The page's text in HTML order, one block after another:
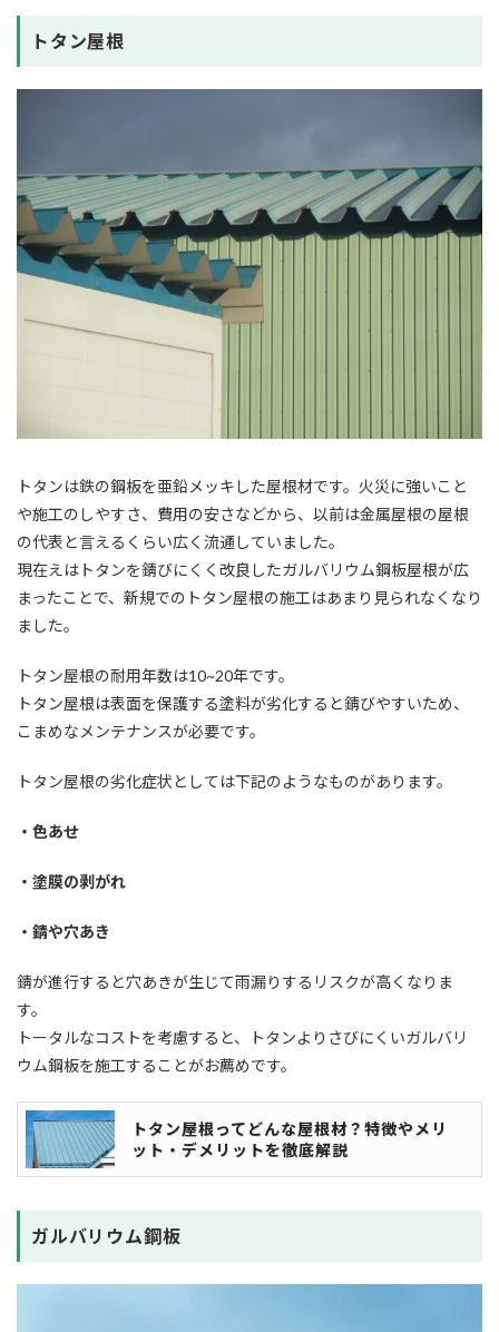
トタン屋根
トタンは鉄の鋼板を亜鉛メッキした屋根材です。火災に強いこと
や施工のしやすさ、費用の安さなどから、以前は金属屋根の屋根
の代表と言えるくらい広く流通していました。
現在えはトタンを錆びにくく改良したガルバリウム鋼板屋根が広
まったことで、新規でのトタン屋根の施工はあまり見られなくなり
ました。
トタン屋根の耐用年数は10~20年です。
トタン屋根は表面を保護する塗料が劣化すると錆びやすいため、
こまめなメンテナンスが必要です。
トタン屋根の劣化症状としては下記のようなものがあります。
・ 色あせ
・ 塗膜の剥がれ
・ 錆や穴あき
錆が進行すると穴あきが生じて雨漏りするリスクが高くなりま
す。
トータルなコストを考慮すると、トタンよりさびにくいガルバリ
ウム鋼板を施工することがお薦めです。
トタン屋根ってどんな屋根材？特徴やメリ
ット・デメリットを徹底解説
ガルバリウム鋼板